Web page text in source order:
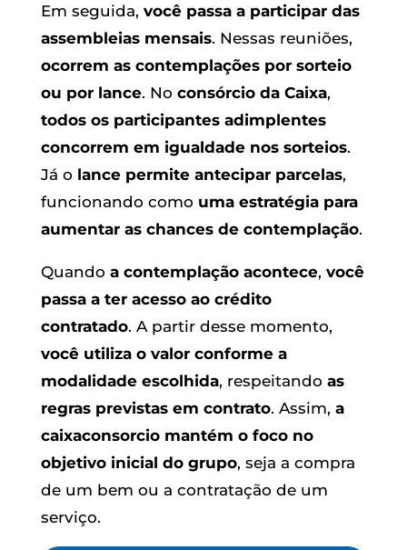
Em seguida, você passa a participar das
assembleias mensais. Nessas reuniões,
ocorrem as contemplações por sorteio
ou por lance. No consórcio da Caixa,
todos os participantes adimplentes
concorrem em igualdade nos sorteios.
Já o lance permite antecipar parcelas,
funcionando como uma estratégia para
aumentar as chances de contemplação.
Quando a contemplação acontece, você
passa a ter acesso ao crédito
contratado. A partir desse momento,
você utiliza o valor conforme a
modalidade escolhida, respeitando as
regras previstas em contrato. Assim, a
caixaconsorcio mantém o foco no
objetivo inicial do grupo, seja a compra
de um bem ou a contratação de um
serviço.